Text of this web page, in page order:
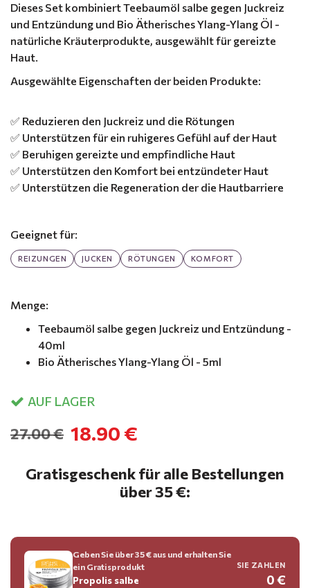
Dieses Set kombiniert Teebaumöl salbe gegen Juckreiz
und Entzündung und Bio Ätherisches Ylang-Ylang Öl -
natürliche Kräuterprodukte, ausgewählt für gereizte
Haut.
Ausgewählte Eigenschaften der beiden Produkte:
✅ Reduzieren den Juckreiz und die Rötungen
✅ Unterstützen für ein ruhigeres Gefühl auf der Haut
✅ Beruhigen gereizte und empfindliche Haut
✅ Unterstützen den Komfort bei entzündeter Haut
✅ Unterstützen die Regeneration der die Hautbarriere
Geeignet für:
REIZUNGEN JUCKEN RÖTUNGEN KOMFORT
Menge:
Teebaumöl salbe gegen Juckreiz und Entzündung -
40ml
Bio Ätherisches Ylang-Ylang Öl - 5ml
AUF LAGER
18.90 €
27.00 €
Gratisgeschenk für alle Bestellungen
über 35 €:
Geben Sie über 35 € aus und erhalten Sie
ein Gratisprodukt
Propolis salbe
SIE ZAHLEN
0 €